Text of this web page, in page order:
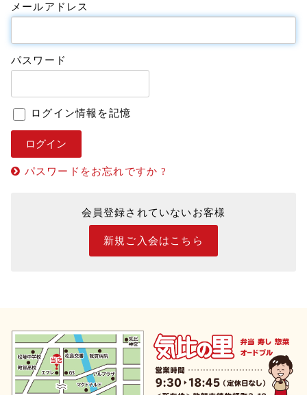
メールアドレス
パスワード
ログイン情報を記憶
パスワードをお忘れですか ?
会員登録されていないお客様
新規ご入会はこちら